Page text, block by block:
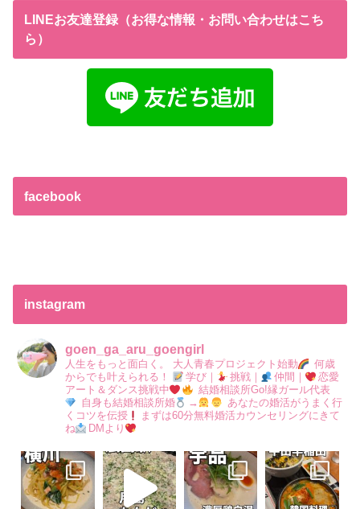
LINEお友達登録（お得な情報・お問い合わせはこち
ら）
facebook
instagram
goen_ga_aru_goengirl
人生をもっと面白く。 大人青春プロジェクト始動
何歳
からでも叶えられる！
学び｜ 挑戦｜ 仲間｜
恋愛
アート＆ダンス挑戦中
結婚相談所Go!縁ガール代表
自身も結婚相談所婚
→
あなたの婚活がうまく行
くコツを伝授
まずは60分無料婚活カウンセリングにきて
ね
DMより